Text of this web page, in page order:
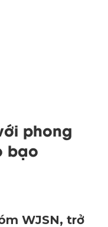
phong
bạo
WJSN, trở